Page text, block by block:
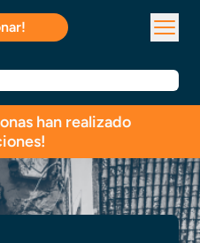
han realizado